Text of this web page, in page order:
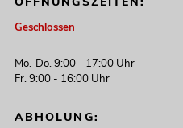
Geschlossen
Mo.-Do. 9:00 - 17:00 Uhr
Fr. 9:00 - 16:00 Uhr
ABHOLUNG: